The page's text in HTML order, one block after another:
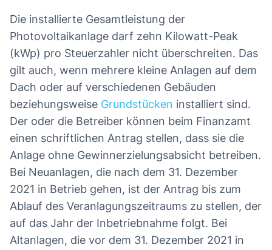
Die installierte Gesamtleistung der
Photovoltaikanlage darf zehn Kilowatt-Peak
(kWp) pro Steuerzahler nicht überschreiten. Das
gilt auch, wenn mehrere kleine Anlagen auf dem
Dach oder auf verschiedenen Gebäuden
beziehungsweise Grundstücken installiert sind.
Der oder die Betreiber können beim Finanzamt
einen schriftlichen Antrag stellen, dass sie die
Anlage ohne Gewinnerzielungsabsicht betreiben.
Bei Neuanlagen, die nach dem 31. Dezember
2021 in Betrieb gehen, ist der Antrag bis zum
Ablauf des Veranlagungszeitraums zu stellen, der
auf das Jahr der Inbetriebnahme folgt. Bei
Altanlagen, die vor dem 31. Dezember 2021 in